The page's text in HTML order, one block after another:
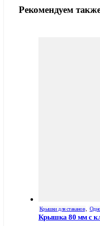
Рекомендуем
Крышки для стаканов
Крышка 80 мм с